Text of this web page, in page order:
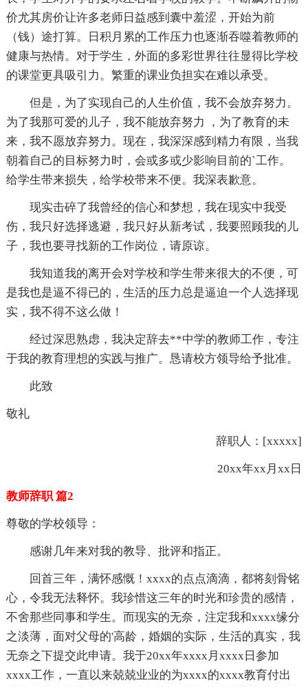
价尤其房价让许多老师日益感到囊中羞涩，开始为前
（钱）途打算。日积月累的工作压力也逐渐吞噬着教师的
健康与热情。对于学生，外面的多彩世界往往显得比学校
的课堂更具吸引力。繁重的课业负担实在难以承受。
但是，为了实现自己的人生价值，我不会放弃努力。
为了我那可爱的儿子，我不能放弃努力 ，为了教育的未
来，我不愿放弃努力。现在，我深深感到精力有限，当我
朝着自己的目标努力时，会或多或少影响目前的`工作。
给学生带来损失，给学校带来不便。我深表歉意。
现实击碎了我曾经的信心和梦想，我在现实中我受
伤，我只好选择逃避，我只好从新考试，我要照顾我的儿
子，我也要寻找新的工作岗位，请原谅。
我知道我的离开会对学校和学生带来很大的不便，可
是我也是逼不得已的，生活的压力总是逼迫一个人选择现
实，我不得不这么做！
经过深思熟虑，我决定辞去**中学的教师工作，专注
于我的教育理想的实践与推广。恳请校方领导给予批准。
此致
敬礼
辞职人：[xxxxx]
20xx年xx月xx日
教师辞职 篇2
尊敬的学校领导：
感谢几年来对我的教导、批评和指正。
回首三年，满怀感慨！xxxx的点点滴滴，都将刻骨铭
心，令我无法释怀。我珍惜这三年的时光和珍贵的感情，
不舍那些同事和学生。而现实的无奈，注定我和xxxx缘分
之淡薄，面对父母的'高龄，婚姻的实际，生活的真实，我
无奈之下提交此申请。我于20xx年xxxx月xxxx日参加
xxxx工作，一直以来兢兢业业的为xxxx的xxxx教育付出